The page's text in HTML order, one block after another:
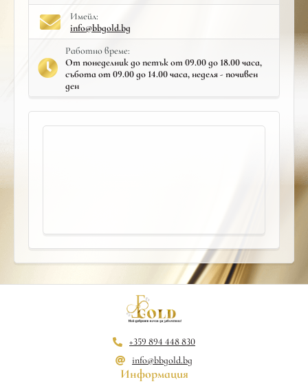
Имейл:
info@bbgold.bg
Работно време:
От понеделник до петък от 09.00 до 18.00 часа,
събота от 09.00 до 14.00 часа, неделя - почивен
ден
+359 894 448 830
info@bbgold.bg
Информация